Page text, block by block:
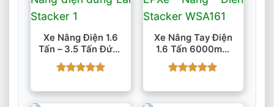
Xe Nâng Điện 1.6
Tấn – 3.5 Tấn Đứng
Lái Reach Truck
hạng55
sao
Xe Nâng Tay Điện
1.6 Tấn 6000mm
Stacker WSA161 EP
hạng55
sao